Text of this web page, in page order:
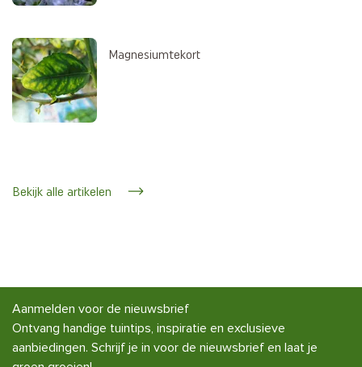
Magnesiumtekort
Bekijk alle artikelen
Aanmelden voor de nieuwsbrief
Ontvang handige tuintips, inspiratie en exclusieve
aanbiedingen. Schrijf je in voor de nieuwsbrief en laat je